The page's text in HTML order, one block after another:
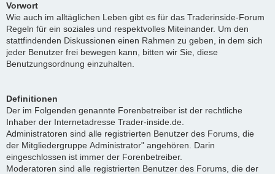
Vorwort
Wie auch im alltäglichen Leben gibt es für das Traderinside-Forum
Regeln für ein soziales und respektvolles Miteinander. Um den
stattfindenden Diskussionen einen Rahmen zu geben, in dem sich
jeder Benutzer frei bewegen kann, bitten wir Sie, diese
Benutzungsordnung einzuhalten.
Definitionen
Der im Folgenden genannte Forenbetreiber ist der rechtliche
Inhaber der Internetadresse Trader-inside.de.
Administratoren sind alle registrierten Benutzer des Forums, die
der Mitgliedergruppe Administrator" angehören. Darin
eingeschlossen ist immer der Forenbetreiber.
Moderatoren sind alle registrierten Benutzer des Forums, die der